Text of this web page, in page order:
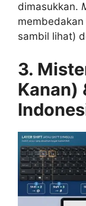
dimasukkan.
membedakan
sambil lihat)
3.
Kanan)